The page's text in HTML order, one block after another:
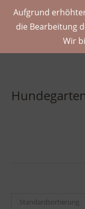
Aufgrund
die Bearbeitung
Wir
Standardsortierung